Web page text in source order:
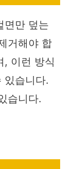
면만 덮는
거해야 합
, 이런 방식
있습니다.
습니다.